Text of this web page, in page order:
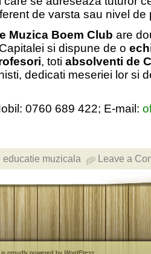
de varsta sau nivel de
Muzica Boem Club are
si dispune de o
, toti absolventi de
dedicati meseriei lor si
0760 689 422; E-mail:
educatie muzicala Leave a
proudly powered by WordPress